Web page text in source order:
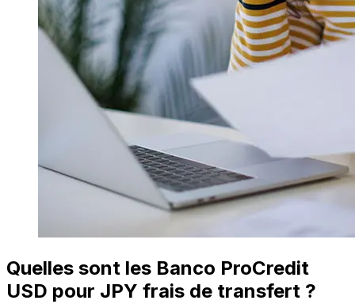
Quelles sont les Banco ProCredit
USD pour JPY frais de transfert ?